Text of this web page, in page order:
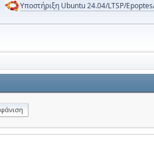
Υποστήριξη Ubuntu 24.04/LTSP/